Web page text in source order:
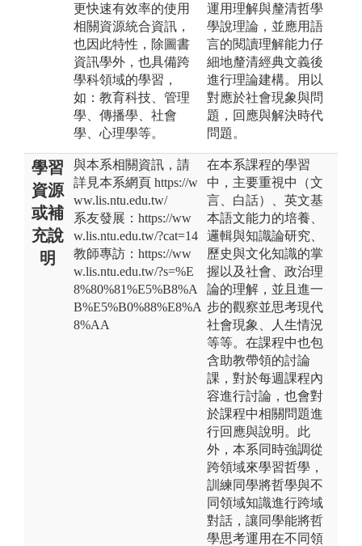
更快速有效率的使用
相關資源統合資訊，
也因此特性，除圖書
資訊學外，也具備跨
學科領域的學習，
如：教育科技、管理
學、傳播學、社會
學、心理學等。
運用理解與釐清哲學
學說理論，並應用語
言的閱讀理解能力仔
細地釐清經典文義後
進行理論建構。用以
對應於社會現象與問
題，回應與解決時代
問題。
學習
資源
或補
充說
明
與本系相關資訊，請
詳見本系網頁 https://w
ww.lis.ntu.edu.tw/
系友發展：https://ww
w.lis.ntu.edu.tw/?cat=14
教師專訪：https://ww
w.lis.ntu.edu.tw/?s=%E
8%80%81%E5%B8%A
B%E5%B0%88%E8%A
8%AA
在本系課程的學習
中，主要重視中（文
言、白話）、英文基
本語文能力的培養、
邏輯與知識論研究、
歷史與文化知識的掌
握以及社會、政治理
論的理解，並且進一
步的觀察並思考現代
社會現象、人生情況
等等。在課程中也包
含助教帶領的討論
課，對於每週課程內
容進行討論，也會對
於課程中相關問題進
行回應與說明。此
外，本系同時強調從
跨領域來學習哲學，
訓練同學將哲學與不
同領域知識進行跨域
對話，讓同學能將哲
學思考運用在不同領